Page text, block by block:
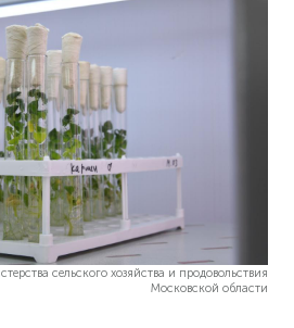
сельского хозяйства и продовольствия
Московской области